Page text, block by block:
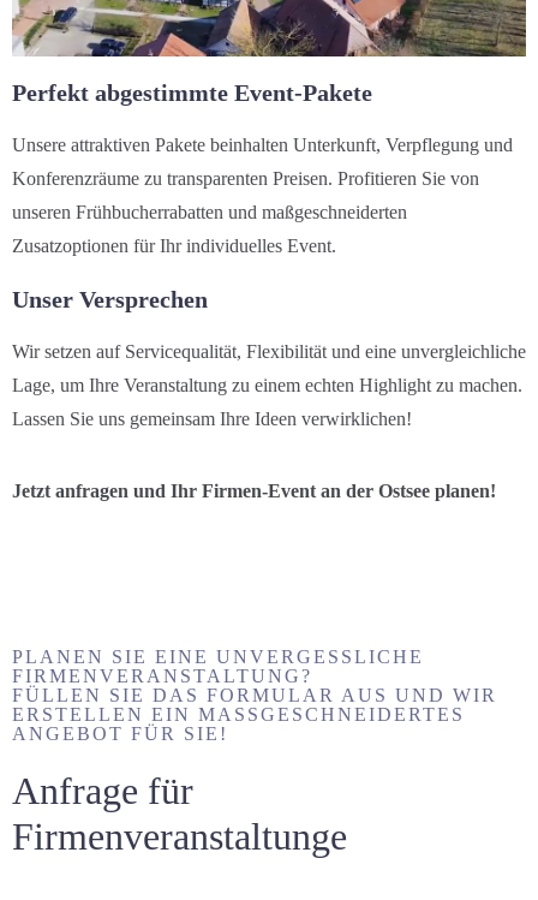
Perfekt abgestimmte Event-Pakete
Unsere attraktiven Pakete beinhalten Unterkunft, Verpflegung und
Konferenzräume zu transparenten Preisen. Profitieren Sie von
unseren Frühbucherrabatten und maßgeschneiderten
Zusatzoptionen für Ihr individuelles Event.
Unser Versprechen
Wir setzen auf Servicequalität, Flexibilität und eine unvergleichliche
Lage, um Ihre Veranstaltung zu einem echten Highlight zu machen.
Lassen Sie uns gemeinsam Ihre Ideen verwirklichen!
Jetzt anfragen und Ihr Firmen-Event an der Ostsee planen!
PLANEN SIE EINE UNVERGESSLICHE
FIRMENVERANSTALTUNG?
FÜLLEN SIE DAS FORMULAR AUS UND WIR
ERSTELLEN EIN MASSGESCHNEIDERTES A
NGEBOT FÜR SIE!
Anfrage für
Firmenveranstaltunge
Anreise